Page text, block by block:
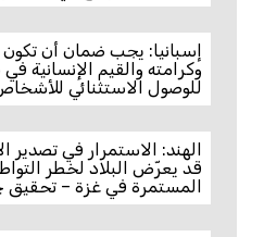
إسبانيا: يجب ضمان أن
وكرامته والقيم الإنسانية
للوصول الاستثنائي
الهند: الاستمرار في تصدير
قد يعرّض البلاد لخطر
المستمرة في غزة – تحقيق